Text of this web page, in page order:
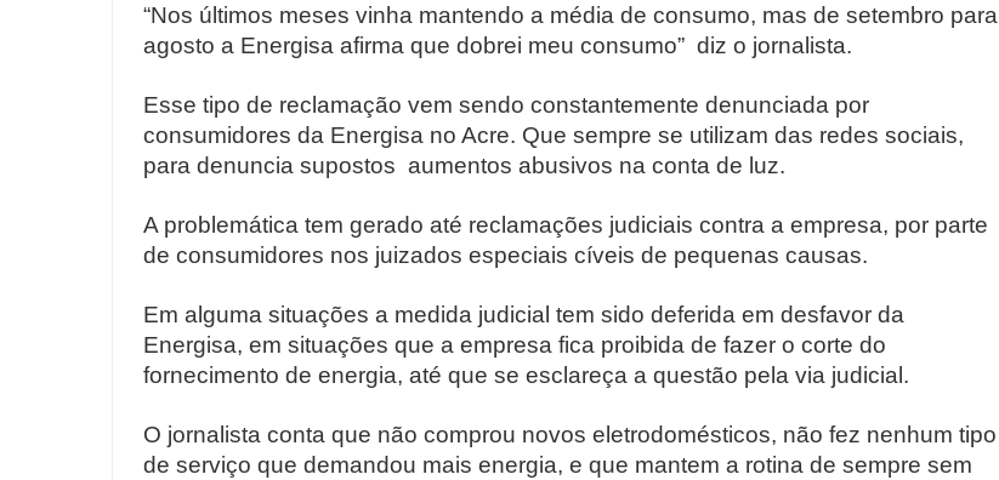
“Nos últimos meses vinha mantendo a média de consumo, mas de setembro para
agosto a Energisa afirma que dobrei meu consumo” diz o jornalista.
Esse tipo de reclamação vem sendo constantemente denunciada por
consumidores da Energisa no Acre. Que sempre se utilizam das redes sociais,
para denuncia supostos aumentos abusivos na conta de luz.
A problemática tem gerado até reclamações judiciais contra a empresa, por parte
de consumidores nos juizados especiais cíveis de pequenas causas.
Em alguma situações a medida judicial tem sido deferida em desfavor da
Energisa, em situações que a empresa fica proibida de fazer o corte do
fornecimento de energia, até que se esclareça a questão pela via judicial.
O jornalista conta que não comprou novos eletrodomésticos, não fez nenhum tipo
de serviço que demandou mais energia, e que mantem a rotina de sempre sem